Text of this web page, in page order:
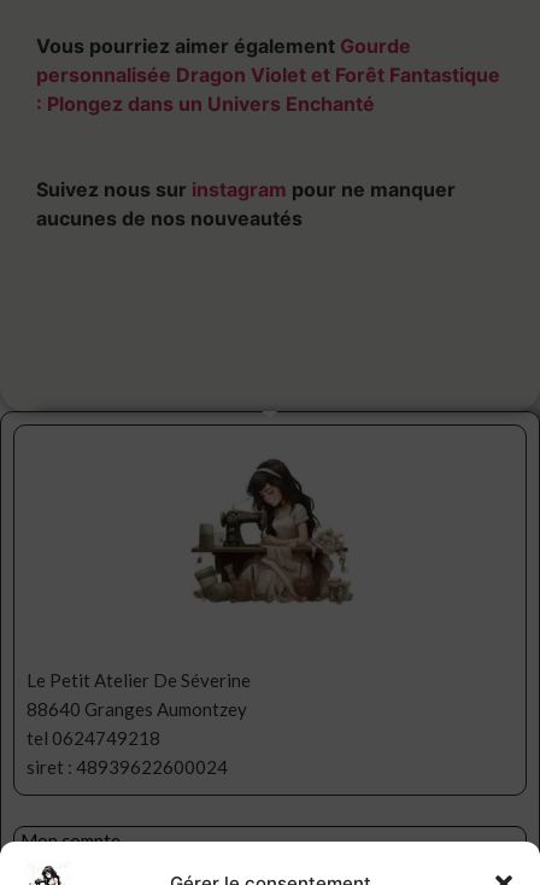
Vous pourriez aimer également Gourde
personnalisée Dragon Violet et Forêt Fantastique
: Plongez dans un Univers Enchanté
Suivez nous sur instagram pour ne manquer
aucunes de nos nouveautés
Le Petit Atelier De Séverine
88640 Granges Aumontzey
tel 0624749218
siret : 48939622600024
Mon compte
Ma liste d’envies